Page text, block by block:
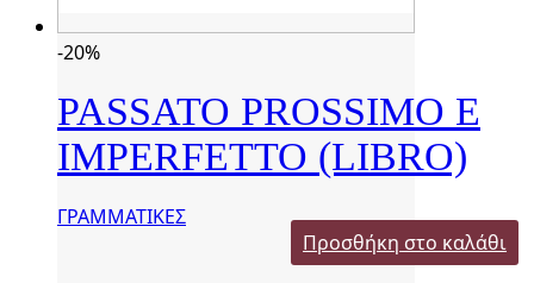
-20%
PASSATO PROSSIMO E
IMPERFETTO (LIBRO)
ΓΡΑΜΜΑΤΙΚΕΣ
Προσθήκη στο καλάθι